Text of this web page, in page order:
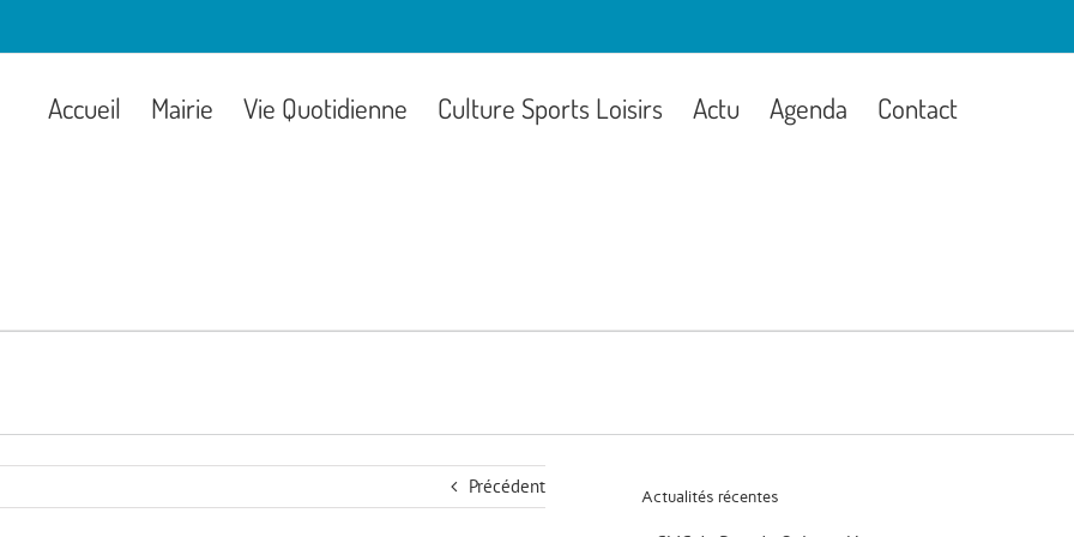
Accueil Mairie Vie Quotidienne Culture Sports Loisirs Actu Agenda Contact
Précédent Actualités récentes